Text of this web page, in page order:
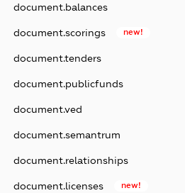
document.balances
document.scorings new!
document.tenders
document.publicfunds
document.ved
document.semantrum
document.relationships
document.licenses new!